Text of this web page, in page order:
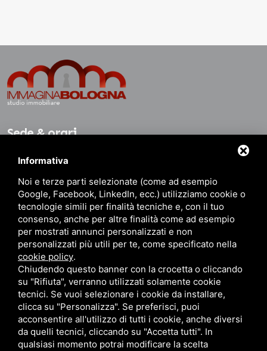
Sede & orari
40141 Bologna BO
Dalle 8.30 alle 19.30
Contatti
+39 051 480459
+39 342 7512118
+39 342 7512118 (WhatsApp)
info@immaginabologna.it
Codice fiscale: RCCVNI79C17A944R • P.IVA: 02674861204 • R.E.A. N° BO 484715
Informativa
Noi e terze parti selezionate (come ad esempio
Google, Facebook, LinkedIn, ecc.) utilizziamo cookie o
tecnologie simili per finalità tecniche e, con il tuo
consenso, anche per altre finalità come ad esempio
per mostrati annunci personalizzati e non
personalizzati più utili per te, come specificato nella
cookie policy.
Chiudendo questo banner con la crocetta o cliccando
su "Rifiuta", verranno utilizzati solamente cookie
tecnici. Se vuoi selezionare i cookie da installare,
clicca su "Personalizza". Se preferisci, puoi
acconsentire all'utilizzo di tutti i cookie, anche diversi
da quelli tecnici, cliccando su "Accetta tutti". In
qualsiasi momento potrai modificare la scelta